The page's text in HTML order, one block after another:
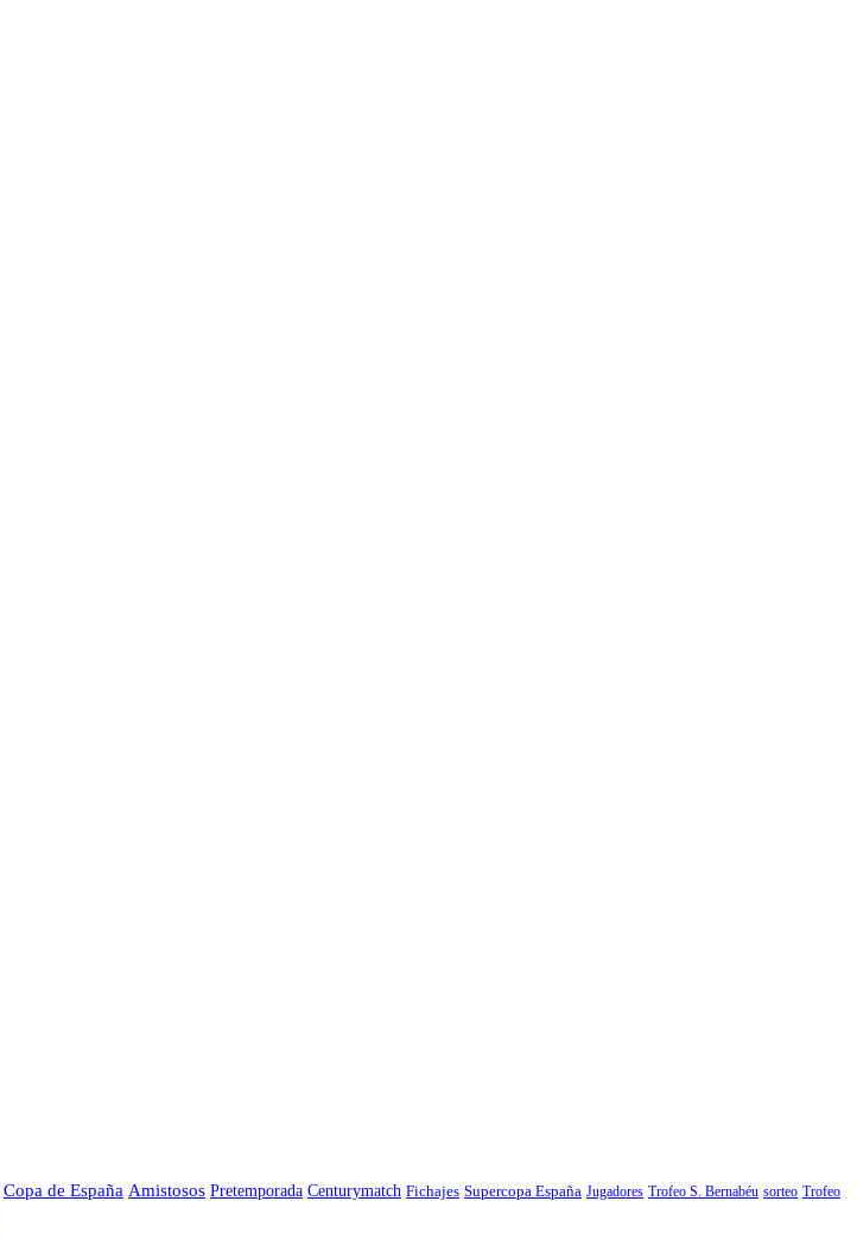
Copa de España Amistosos Pretemporada Centurymatch Fichajes Supercopa España Jugadores Trofeo S. Bernabéu sorteo Trofeo